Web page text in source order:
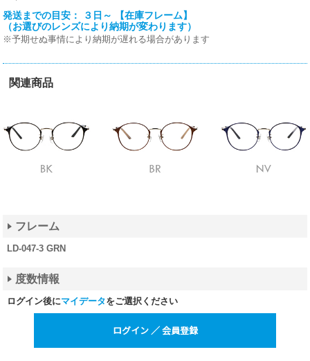
発送までの目安： ３日～ 【在庫フレーム】
（お選びのレンズにより納期が変わります）
※予期せぬ事情により納期が遅れる場合があります
関連商品
フレーム
LD-047-3 GRN
度数情報
ログイン後にマイデータをご選択ください